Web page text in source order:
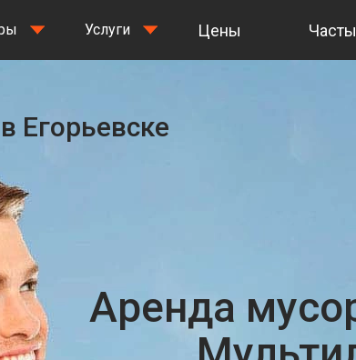
Услуги Цены
Егорьевске
Аренда